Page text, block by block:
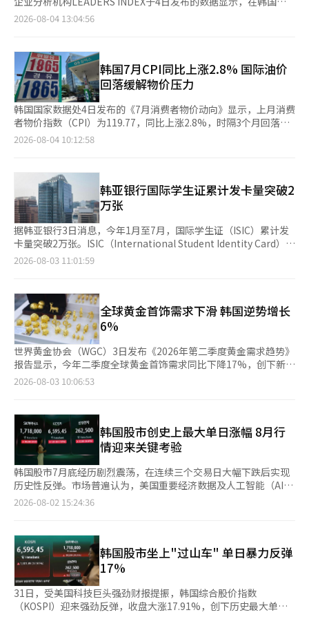
2873家上市公司中，截至本月3日，共有127家公司披露第一季度
13.52万亿韩元，同比增长18.4%；平均股息率为1.8%，较去年同
期提高0.5个百分点。127家实施分红的企业中，105家提高分红规
模，12家减少分红，10家与去年持平。 按企业来看，三星电子分
红规模居首，公司第一季度和第二季度分别决定
2026-08-04 13:04:56
韩国7月CPI同比上涨2.8% 国际油价
回落缓解物价压力
韩国国家数据处4日发布的《7月消费者物价动向》显示，上月消费
者物价指数（CPI）为119.77，同比上涨2.8%，时隔3个月回落至
2%区间。 受中东战争推高国际油价影响，今年3月和4月消费者物
以及韩国政府持续实施石油最高限价制度，是推动物价涨幅收窄的
主要原因。数据显示，7月石油类价格同比上涨15.5%，涨幅较6月
的24.7%明显收窄。其中，柴油和汽油价格涨幅分别由6月的
2026-08-04 10:12:58
韩亚银行国际学生证累计发卡量突破2
万张
据韩亚银行3日消息，今年1月至7月，国际学生证（ISIC）累计发
卡量突破2万张。ISIC（International Student Identity Card）是
国际通用学生身份证明，持卡人可在全球150多个国家和地区、约
务“Travel Log”结合的“韩亚Travel Log ISIC国际学生证借记
卡”，以及面向韩国本国大学生和外籍留学生发行的“Young
Hana ISIC国际学生证借记卡”，满足不同学生群体的金融需求。
其中，&ldquo
2026-08-03 11:01:59
全球黄金首饰需求下滑 韩国逆势增长
6%
世界黄金协会（WGC）3日发布《2026年第二季度黄金需求趋势》
报告显示，今年二季度全球黄金首饰需求同比下降17%，创下新冠
疫情暴发以来同期最低纪录；韩国则逆势增长6%，成为全球市场
韩国黄金首饰需求由去年同期的2.6吨增至2.8吨，增幅达6%。世
界黄金协会分析称，随着国际金价从年内高位回落，消费者购金意
愿有所恢复，婚庆相关需求呈回升态势。 数据显示，国际金价虽
仍明显高于去年同期，但较年初创下
2026-08-03 10:06:53
韩国股市创史上最大单日涨幅 8月行
情迎来关键考验
韩国股市7月底经历剧烈震荡，在连续三个交易日大幅下跌后实现
历史性反弹。市场普遍认为，美国重要经济数据及人工智能（AI）
相关企业财报将成为影响8月市场走势的关键因素。 韩国综合股价
期间，两市连续两个交易日触发一级熔断机制，为韩国股市历史上
首次连续两天同时启动熔断。 7月31日，韩国股市大幅反弹。
KOSPI上涨1001.89点，涨幅17.91%，收于6595.45点，创下韩国
股市单日点位涨幅和涨幅纪录；KOSDAQ上涨11.63
2026-08-02 15:24:36
韩国股市坐上"过山车" 单日暴力反弹
17%
31日，受美国科技巨头强劲财报提振，韩国综合股价指数
（KOSPI）迎来强劲反弹，收盘大涨17.91%，创下历史最大单日